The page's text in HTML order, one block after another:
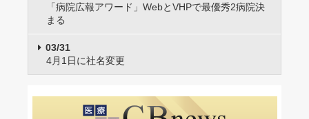
「病院広報アワード」WebとVHPで最優秀2病院決
まる
03/31
4月1日に社名変更